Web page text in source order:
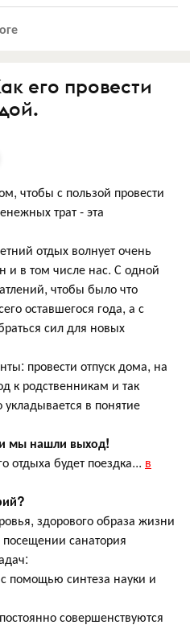
его провести
чтобы с пользой провести
трат - эта
отдых волнует очень
и в том числе нас. С одной
чтобы было что
оставшегося года, а с
сил для новых
провести отпуск дома, на
к родственникам и так
в понятие
мы нашли выход!
отдыха будет поездка... в
здорового образа жизни
санатория
помощью синтеза науки и
совершенствуются